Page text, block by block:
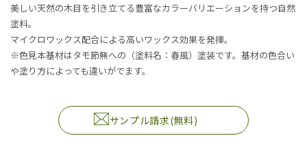
美しい天然の木目を引き立てる豊富なカラーバリエーションを持つ自然
塗料。
マイクロワックス配合による高いワックス効果を発揮。
※色見本基材はタモ節無への（塗料名：春風）塗装です。基材の色合い
や塗り方によっても違いがでます。
サンプル請求(無料)